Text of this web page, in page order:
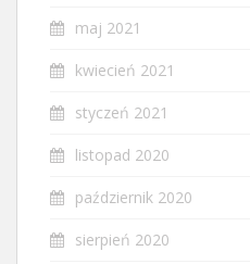
maj 2021
kwiecień 2021
styczeń 2021
listopad 2020
październik 2020
sierpień 2020